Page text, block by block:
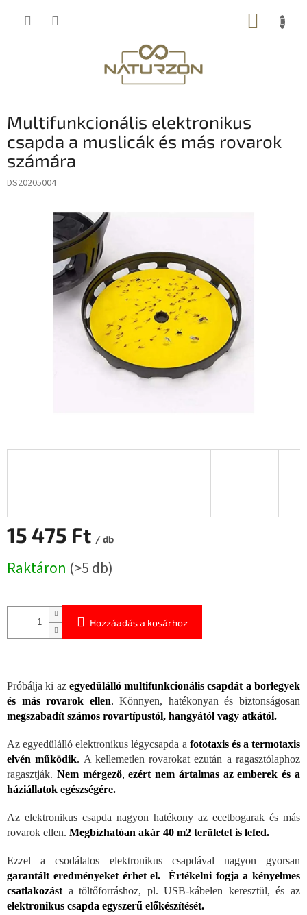
KOSÁR
Multifunkcionális elektronikus
csapda a muslicák és más rovarok
számára
DS20205004
15 475 Ft / db
Raktáron (>5 db)
Hozzáadás a kosárhoz
Próbálja ki az egyedülálló multifunkcionális csapdát a borlegyek
és más rovarok ellen. Könnyen, hatékonyan és biztonságosan
megszabadít számos rovartípustól, hangyától vagy atkától.
Az egyedülálló elektronikus légycsapda a fototaxis és a termotaxis
elvén működik. A kellemetlen rovarokat ezután a ragasztólaphoz
ragasztják. Nem mérgező,ezért nem ártalmas az emberek és a
háziállatok egészségére.
Az elektronikus csapda nagyon hatékony az ecetbogarak és más
rovarok ellen. Megbízhatóan akár 40 m2 területet is lefed.
Ezzel a csodálatos elektronikus csapdával nagyon gyorsan
garantált eredményeket érhet el.
Értékelni fogja a kényelmes
csatlakozást a töltőforráshoz, pl. USB-kábelen keresztül, és az
elektronikus csapda egyszerű előkészítését.